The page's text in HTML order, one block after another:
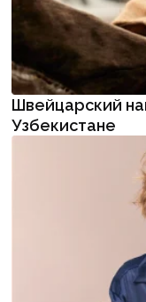
Швейцарский
Узбекистане